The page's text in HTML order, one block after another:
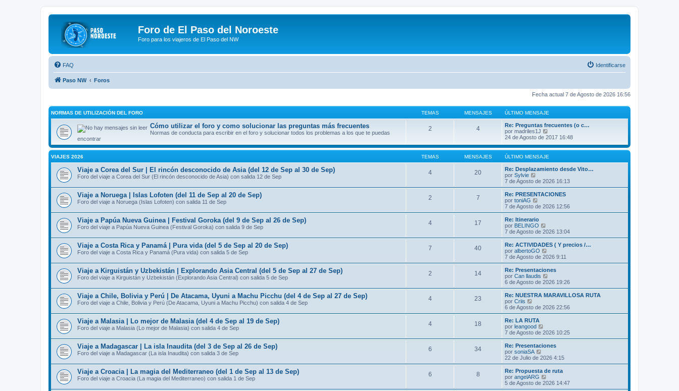
Foro de El Paso del Noroeste
Foro para los viajeros de El Paso del NW
FAQ Identificarse
Paso NW Foros
Fecha actual 7 de Agosto de 2026 16:56
NORMAS DE UTILIZACIÓN DEL FORO TEMAS MENSAJES ÚLTIMO MENSAJE
Cómo utilizar el foro y como solucionar las preguntas más frecuentes
Normas de conducta para escribir en el foro y solucionar todos los problemas a los que te puedas
encontrar
2 4
Re: Preguntas frecuentes (o c…
por madriles1J
e
ú
l
i
m
o
m
e
n
s
a
j
24 de Agosto de 2017 16:48
VIAJES 2026 TEMAS MENSAJES ÚLTIMO MENSAJE
Viaje a Corea del Sur | El rincón desconocido de Asia (del 12 de Sep al 30 de Sep)
Foro del viaje a Corea del Sur (El rincón desconocido de Asia) con salida 12 de Sep
4 20
Re: Desplazamiento desde Vito…
por Sylvie
e
r
ú
l
t
o
m
e
s
a
j
e
7 de Agosto de 2026 16:13
Viaje a Noruega | Islas Lofoten (del 11 de Sep al 20 de Sep)
Foro del viaje a Noruega (Islas Lofoten) con salida 11 de Sep
2 7
Re: PRESENTACIONES
por toniAG
e
r
ú
l
t
m
o
m
e
s
a
j
e
7 de Agosto de 2026 12:56
Viaje a Papúa Nueva Guinea | Festival Goroka (del 9 de Sep al 26 de Sep)
Foro del viaje a Papúa Nueva Guinea (Festival Goroka) con salida 9 de Sep
4 17
Re: Itinerario
por BELINGO
e
r
ú
l
t
o
m
e
s
j
e
7 de Agosto de 2026 13:04
Viaje a Costa Rica y Panamá | Pura vida (del 5 de Sep al 20 de Sep)
Foro del viaje a Costa Rica y Panamá (Pura vida) con salida 5 de Sep
7 40
Re: ACTIVIDADES ( Y precios /…
por albertoGO
e
r
ú
l
t
m
o
m
e
j
e
7 de Agosto de 2026 9:11
Viaje a Kirguistán y Uzbekistán | Explorando Asia Central (del 5 de Sep al 27 de Sep)
Foro del viaje a Kirguistán y Uzbekistán (Explorando Asia Central) con salida 5 de Sep
2 14
Re: Presentaciones
por Can llaudis
e
r
ú
t
m
e
s
j
e
6 de Agosto de 2026 19:26
Viaje a Chile, Bolivia y Perú | De Atacama, Uyuni a Machu Picchu (del 4 de Sep al 27 de Sep)
Foro del viaje a Chile, Bolivia y Perú (De Atacama, Uyuni a Machu Picchu) con salida 4 de Sep
4 23
Re: NUESTRA MARAVILLOSA RUTA
por Criis
e
r
ú
l
t
m
o
m
e
s
a
j
6 de Agosto de 2026 22:56
Viaje a Malasia | Lo mejor de Malasia (del 4 de Sep al 19 de Sep)
Foro del viaje a Malasia (Lo mejor de Malasia) con salida 4 de Sep
4 18
Re: LA RUTA
por leangood
e
r
ú
t
m
o
m
e
7 de Agosto de 2026 10:25
Viaje a Madagascar | La isla Inaudita (del 3 de Sep al 26 de Sep)
Foro del viaje a Madagascar (La isla Inaudita) con salida 3 de Sep
6 34
Re: Presentaciones
por soniaSA
e
r
ú
l
t
22 de Julio de 2026 4:15
Viaje a Croacia | La magia del Mediterraneo (del 1 de Sep al 13 de Sep)
Foro del viaje a Croacia (La magia del Mediterraneo) con salida 1 de Sep
6 8
Re: Propuesta de ruta
por angelARG
e
r
5 de Agosto de 2026 14:47